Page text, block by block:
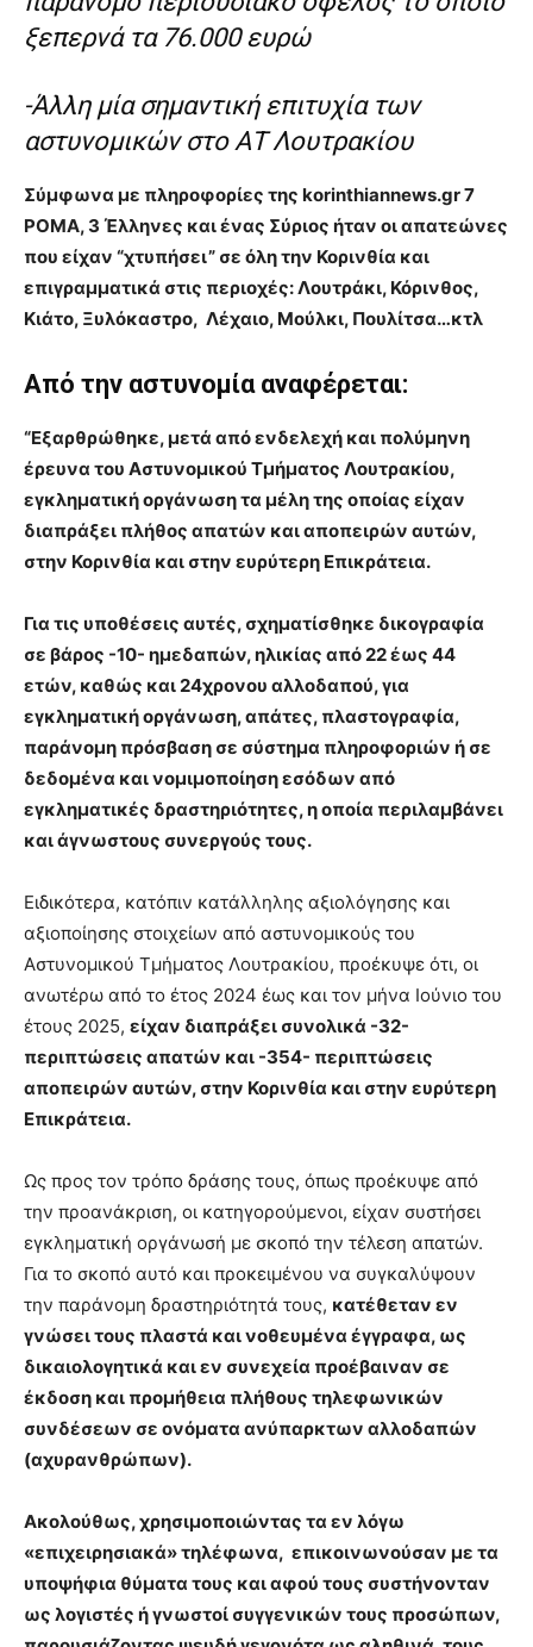
ξεπερνά τα 76.000 ευρώ
-Άλλη μία σημαντική επιτυχία των
αστυνομικών στο ΑΤ Λουτρακίου
Σύμφωνα με πληροφορίες της korinthiannews.gr 7
ΡΟΜΑ, 3 Έλληνες και ένας Σύριος ήταν οι απατεώνες
που είχαν “χτυπήσει” σε όλη την Κορινθία και
επιγραμματικά στις περιοχές: Λουτράκι, Κόρινθος,
Κιάτο, Ξυλόκαστρο, Λέχαιο, Μούλκι, Πουλίτσα…κτλ
Από την αστυνομία αναφέρεται:
“Εξαρθρώθηκε, μετά από ενδελεχή και πολύμηνη
έρευνα του Αστυνομικού Τμήματος Λουτρακίου,
εγκληματική οργάνωση τα μέλη της οποίας είχαν
διαπράξει πλήθος απατών και αποπειρών αυτών,
στην Κορινθία και στην ευρύτερη Επικράτεια.
Για τις υποθέσεις αυτές, σχηματίσθηκε δικογραφία
σε βάρος -10- ημεδαπών, ηλικίας από 22 έως 44
ετών, καθώς και 24χρονου αλλοδαπού, για
εγκληματική οργάνωση, απάτες, πλαστογραφία,
παράνομη πρόσβαση σε σύστημα πληροφοριών ή σε
δεδομένα και νομιμοποίηση εσόδων από
εγκληματικές δραστηριότητες, η οποία περιλαμβάνει
και άγνωστους συνεργούς τους.
Ειδικότερα, κατόπιν κατάλληλης αξιολόγησης και
αξιοποίησης στοιχείων από αστυνομικούς του
Αστυνομικού Τμήματος Λουτρακίου, προέκυψε ότι, οι
ανωτέρω από το έτος 2024 έως και τον μήνα Ιούνιο του
έτους 2025, είχαν διαπράξει συνολικά -32-
περιπτώσεις απατών και -354- περιπτώσεις
αποπειρών αυτών, στην Κορινθία και στην ευρύτερη
Επικράτεια.
Ως προς τον τρόπο δράσης τους, όπως προέκυψε από
την προανάκριση, οι κατηγορούμενοι, είχαν συστήσει
εγκληματική οργάνωσή με σκοπό την τέλεση απατών.
Για το σκοπό αυτό και προκειμένου να συγκαλύψουν
την παράνομη δραστηριότητά τους, κατέθεταν εν
γνώσει τους πλαστά και νοθευμένα έγγραφα, ως
δικαιολογητικά και εν συνεχεία προέβαιναν σε
έκδοση και προμήθεια πλήθους τηλεφωνικών
συνδέσεων σε ονόματα ανύπαρκτων αλλοδαπών
(αχυρανθρώπων).
Ακολούθως, χρησιμοποιώντας τα εν λόγω
«επιχειρησιακά» τηλέφωνα, επικοινωνούσαν με τα
υποψήφια θύματα τους και αφού τους συστήνονταν
ως λογιστές ή γνωστοί συγγενικών τους προσώπων,